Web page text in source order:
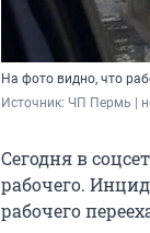
На фото видно, что
Источник: ЧП Пермь |
Сегодня в
рабочего.
рабочего